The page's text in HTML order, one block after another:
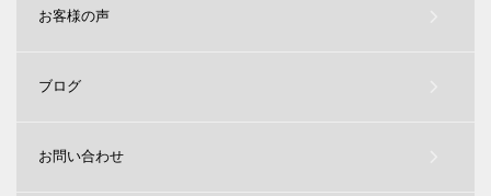
お客様の声
ブログ
お問い合わせ